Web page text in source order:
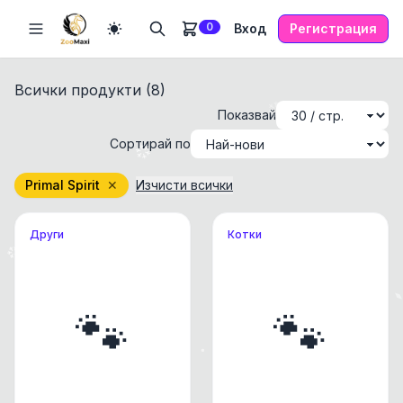
0 Вход Регистрация
Всички продукти (8)
Показвай
Сортирай по
Primal Spirit ✕ Изчисти всички
Други
🐾
Котки
🐾